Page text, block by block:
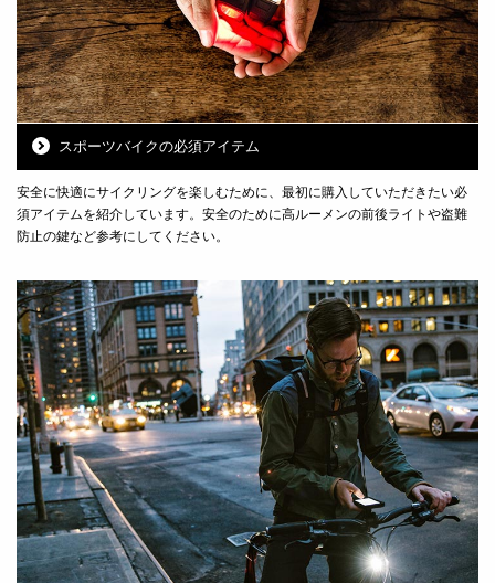
スポーツバイクの必須アイテム
安全に快適にサイクリングを楽しむために、最初に購入していただきたい必
須アイテムを紹介しています。安全のために高ルーメンの前後ライトや盗難
防止の鍵など参考にしてください。